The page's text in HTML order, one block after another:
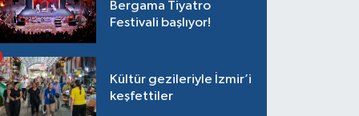
Bergama Tiyatro
Festivali başlıyor!
Kültür gezileriyle İzmir’i
keşfettiler